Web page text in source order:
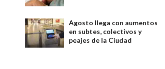
Agosto llega con aumentos
en subtes, colectivos y
peajes de la Ciudad